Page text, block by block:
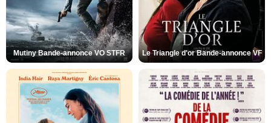
Mutiny Bande-annonce VO STFR Le Triangle d'or Bande-annonce VF